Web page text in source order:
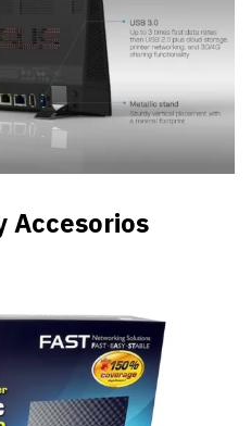
Accesorios